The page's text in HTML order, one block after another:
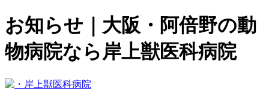
お知らせ｜大阪・阿倍野の動
物病院なら岸上獣医科病院